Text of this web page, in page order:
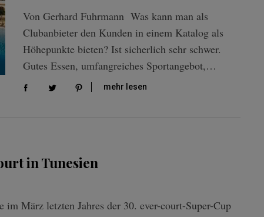
Von Gerhard Fuhrmann Was kann man als
Clubanbieter den Kunden in einem Katalog als
Höhepunkte bieten? Ist sicherlich sehr schwer.
Gutes Essen, umfangreiches Sportangebot,…
mehr lesen
in Tunesien
im März letzten Jahres der 30. ever-court-Super-Cup